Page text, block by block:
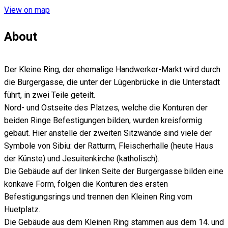
View on map
About
Der Kleine Ring, der ehemalige Handwerker-Markt wird durch
die Burgergasse, die unter der Lügenbrücke in die Unterstadt
führt, in zwei Teile geteilt.
Nord- und Ostseite des Platzes, welche die Konturen der
beiden Ringe Befestigungen bilden, wurden kreisformig
gebaut. Hier anstelle der zweiten Sitzwände sind viele der
Symbole von Sibiu: der Ratturm, Fleischerhalle (heute Haus
der Künste) und Jesuitenkirche (katholisch).
Die Gebäude auf der linken Seite der Burgergasse bilden eine
konkave Form, folgen die Konturen des ersten
Befestigungsrings und trennen den Kleinen Ring vom
Huetplatz.
Die Gebäude aus dem Kleinen Ring stammen aus dem 14. und